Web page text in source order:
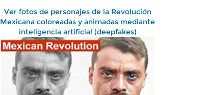
Ver fotos de personajes de la Revolución
Mexicana coloreadas y animadas mediante
inteligencia artificial (deepfakes)